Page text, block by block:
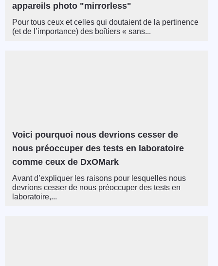
appareils photo "mirrorless"
Pour tous ceux et celles qui doutaient de la pertinence
(et de l’importance) des boîtiers « sans...
Voici pourquoi nous devrions cesser de
nous préoccuper des tests en laboratoire
comme ceux de DxOMark
Avant d’expliquer les raisons pour lesquelles nous
devrions cesser de nous préoccuper des tests en
laboratoire,...